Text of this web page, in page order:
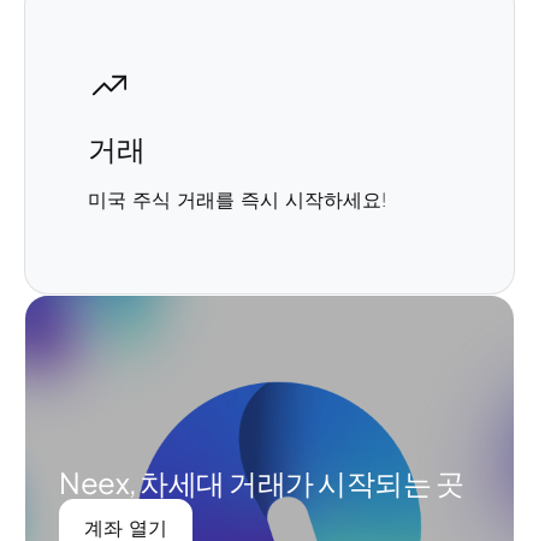
거래
미국 주식 거래를 즉시 시작하세요!
Neex, 차세대 거래가 시작되는 곳
계좌 열기